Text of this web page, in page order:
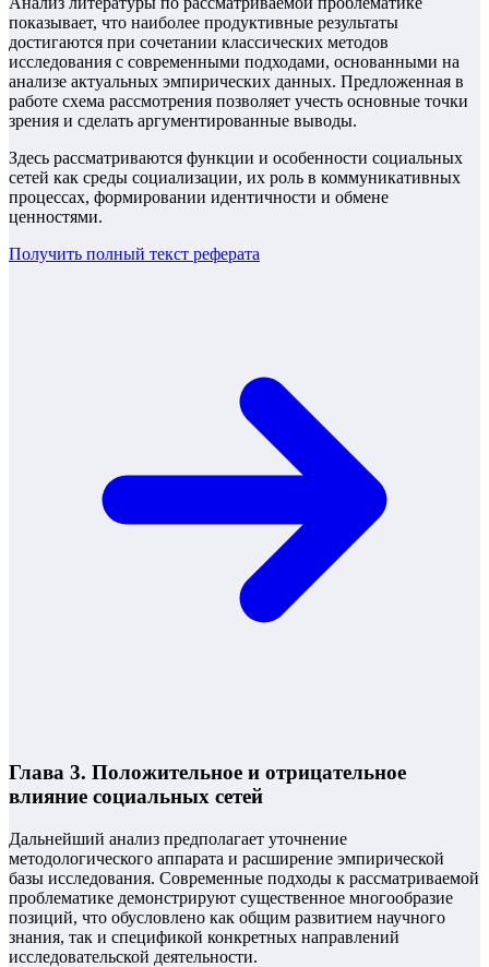
показывает, что наиболее продуктивные результаты
достигаются при сочетании классических методов
исследования с современными подходами, основанными на
анализе актуальных эмпирических данных. Предложенная в
работе схема рассмотрения позволяет учесть основные точки
зрения и сделать аргументированные выводы.
Здесь рассматриваются функции и особенности социальных
сетей как среды социализации, их роль в коммуникативных
процессах, формировании идентичности и обмене
ценностями.
Получить полный текст реферата
Глава 3. Положительное и отрицательное
влияние социальных сетей
Дальнейший анализ предполагает уточнение
методологического аппарата и расширение эмпирической
базы исследования. Современные подходы к рассматриваемой
проблематике демонстрируют существенное многообразие
позиций, что обусловлено как общим развитием научного
знания, так и спецификой конкретных направлений
исследовательской деятельности.